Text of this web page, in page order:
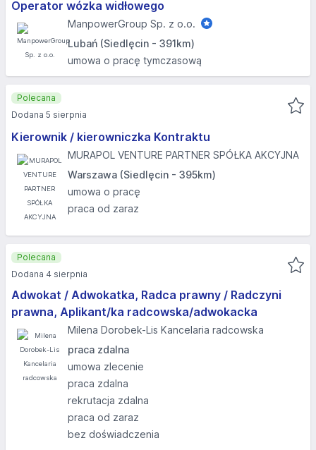
Operator wózka widłowego
ManpowerGroup Sp. z o.o.
Lubań (Siedlęcin - 391km)
umowa o pracę tymczasową
Kierownik / kierowniczka Kontraktu
MURAPOL VENTURE PARTNER SPÓŁKA AKCYJNA
Warszawa (Siedlęcin - 395km)
umowa o pracę
praca od zaraz
Polecana
Dodana 5 sierpnia
Adwokat / Adwokatka, Radca prawny / Radczyni
prawna, Aplikant/ka radcowska/adwokacka
Milena Dorobek-Lis Kancelaria radcowska
praca zdalna
umowa zlecenie
praca zdalna
rekrutacja zdalna
praca od zaraz
bez doświadczenia
Polecana
Dodana 4 sierpnia